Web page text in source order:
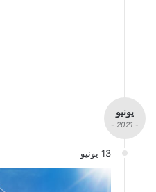
يونيو
- 2021 -
13 يونيو